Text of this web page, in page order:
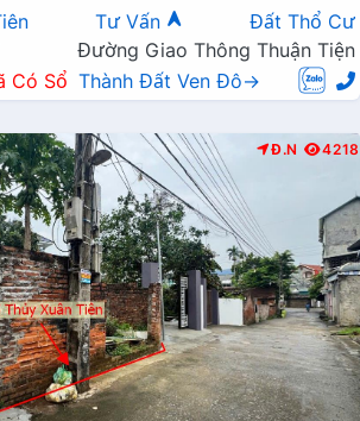
Tư Vấn
Đất Thổ Cư
Đường Giao Thông Thuận Tiện
Có Sổ Thành Đất Ven Đô→
Đ.N 4218